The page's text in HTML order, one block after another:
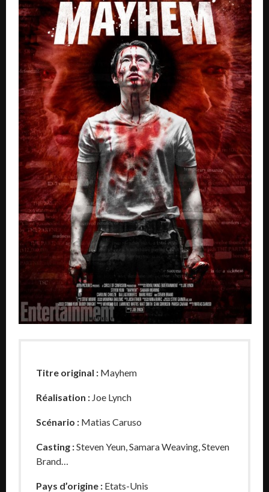
Titre original : Mayhem
Réalisation : Joe Lynch
Scénario : Matias Caruso
Casting :Steven Yeun,Samara Weaving, Steven
Brand…
Pays d’origine : Etats-Unis